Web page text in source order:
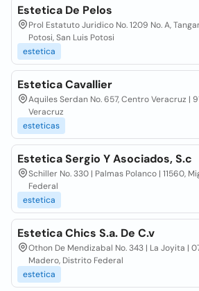
Estetica De Pelos
Prol Estatuto Juridico No. 1209 No. A,
Potosi, San Luis Potosi
estetica
Estetica Cavallier
Aquiles Serdan No. 657, Centro Veracruz |
Veracruz
esteticas
Estetica Sergio Y Asociados, S.c
Schiller No. 330 | Palmas Polanco | 11560,
Federal
estetica
Estetica Chics S.a. De C.v
Othon De Mendizabal No. 343 | La Joyita |
Madero, Distrito Federal
estetica